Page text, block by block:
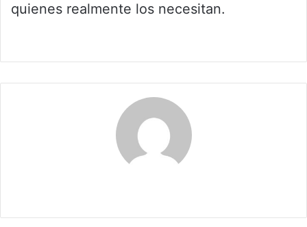
quienes realmente los necesitan.